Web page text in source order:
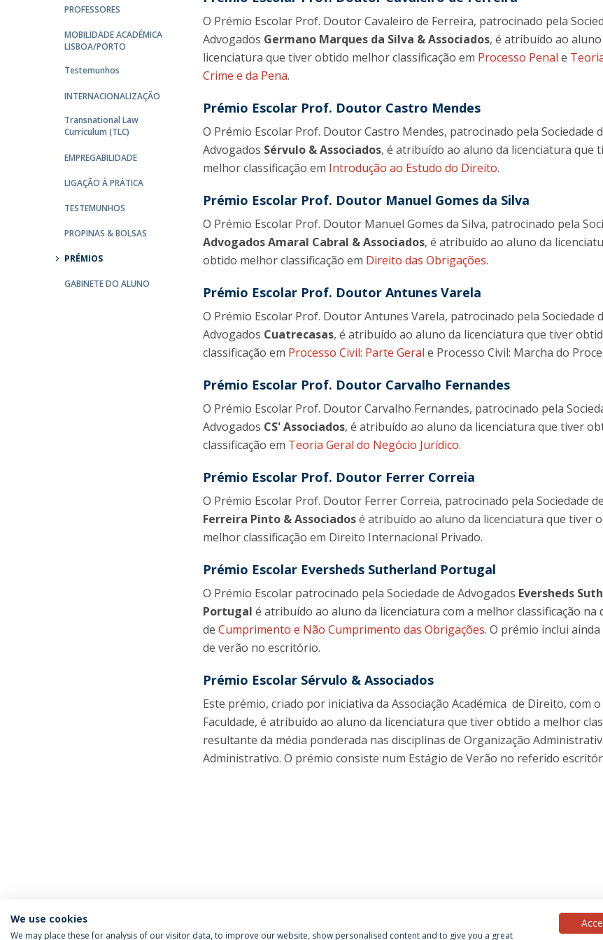
Mestrado em Direito | Forense
Master of Transnational Law
PROFESSORES
MOBILIDADE ACADÉMICA
LISBOA/PORTO
Testemunhos
INTERNACIONALIZAÇÃO
Transnational Law
Curriculum (TLC)
EMPREGABILIDADE
LIGAÇÃO À PRÁTICA
TESTEMUNHOS
PROPINAS & BOLSAS
PRÉMIOS
GABINETE DO ALUNO
O Prémio Escolar Prof. Doutor Cavaleiro de Ferreira, patrocinado pela
Advogados Germano Marques da Silva & Associados, é atribuído ao aluno
licenciatura que tiver obtido melhor classificação em Processo Penal e
Crime e da Pena.
Prémio Escolar Prof. Doutor Castro Mendes
O Prémio Escolar Prof. Doutor Castro Mendes, patrocinado pela Sociedade
Advogados Sérvulo & Associados, é atribuído ao aluno da licenciatura que
melhor classificação em Introdução ao Estudo do Direito.
Prémio Escolar Prof. Doutor Manuel Gomes da Silva
O Prémio Escolar Prof. Doutor Manuel Gomes da Silva, patrocinado pela
Advogados Amaral Cabral & Associados, é atribuído ao aluno da
obtido melhor classificação em Direito das Obrigações.
Prémio Escolar Prof. Doutor Antunes Varela
O Prémio Escolar Prof. Doutor Antunes Varela, patrocinado pela Sociedade
Advogados Cuatrecasas, é atribuído ao aluno da licenciatura que tiver
classificação em Processo Civil: Parte Geral e Processo Civil: Marcha do
Prémio Escolar Prof. Doutor Carvalho Fernandes
O Prémio Escolar Prof. Doutor Carvalho Fernandes, patrocinado pela
Advogados CS' Associados, é atribuído ao aluno da licenciatura que tiver
classificação em Teoria Geral do Negócio Jurídico.
Prémio Escolar Prof. Doutor Ferrer Correia
O Prémio Escolar Prof. Doutor Ferrer Correia, patrocinado pela Sociedade
Ferreira Pinto & Associadosé atribuído ao aluno da licenciatura que tiver
melhor classificação em Direito Internacional Privado.
Prémio Escolar Eversheds Sutherland Portugal
O Prémio Escolar patrocinado pela Sociedade de Advogados Eversheds
Portugal é atribuído ao aluno da licenciatura com a melhor classificação na
deCumprimento e Não Cumprimento das Obrigações. O prémio inclui
de verão no escritório.
Prémio Escolar Sérvulo & Associados
Este prémio, criado por iniciativa da Associação Académica de Direito, com
Faculdade, é atribuído ao aluno da licenciatura que tiver obtido a melhor
resultante da média ponderada nas disciplinas de Organização
Administrativo. O prémio consiste num Estágio de Verão no referido
We use cookies
We may place these for analysis of our visitor data, to improve our website, show personalised content and to give you a great